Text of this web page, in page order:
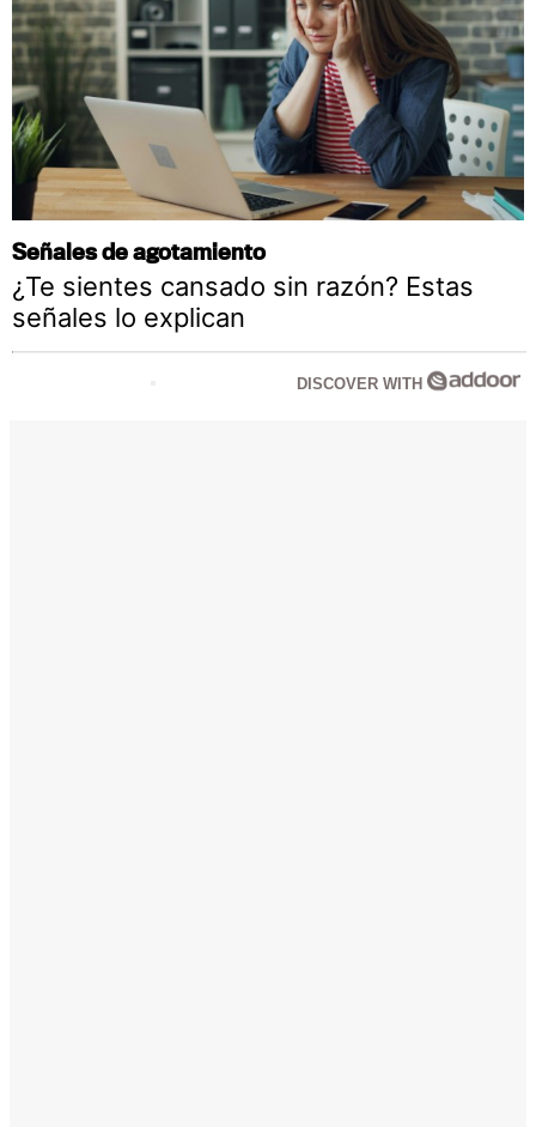
Señales de agotamiento
¿Te sientes cansado sin razón? Estas
señales lo explican
DISCOVER WITH